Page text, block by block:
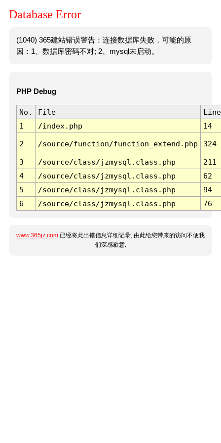
Database Error
(1040) 365建站错误警告：连接数据库失败，可能的原
因：1、数据库密码不对; 2、mysql未启动。
PHP Debug
No. File
Line
1
/index.php 14
2 /source/function/function_extend.php 324
3 /source/class/jzmysql.class.php
211
4
/source/class/jzmysql.class.php
62
5
/source/class/jzmysql.class.php
94
6
/source/class/jzmysql.class.php 76
www.365jz.com 已经将此出错信息详细记录, 由此给您带来的访问不便我
们深感歉意.